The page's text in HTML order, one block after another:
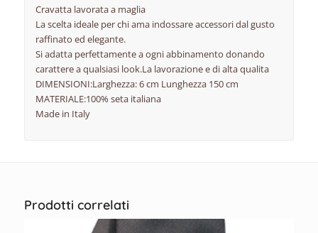
Cravatta lavorata a maglia
La scelta ideale per chi ama indossare accessori dal gusto
raffinato ed elegante.
Si adatta perfettamente a ogni abbinamento donando
carattere a qualsiasi look.La lavorazione e di alta qualita
DIMENSIONI:Larghezza: 6 cm Lunghezza 150 cm
MATERIALE:100% seta italiana
Made in Italy
Prodotti correlati